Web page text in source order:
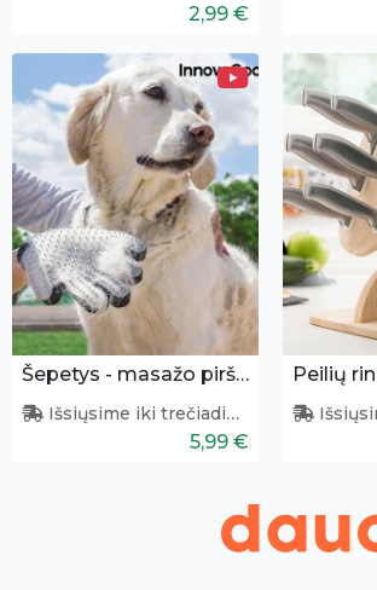
2,99 €
Šepetys - masažo pirštinės augintiniui
Išsiųsime iki trečiadienio
5,99 €